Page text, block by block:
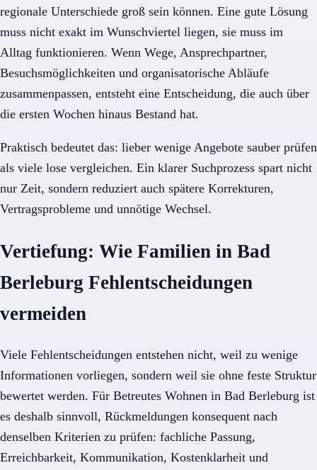
regionale Unterschiede groß sein können. Eine gute Lösung
muss nicht exakt im Wunschviertel liegen, sie muss im
Alltag funktionieren. Wenn Wege, Ansprechpartner,
Besuchsmöglichkeiten und organisatorische Abläufe
zusammenpassen, entsteht eine Entscheidung, die auch über
die ersten Wochen hinaus Bestand hat.
Praktisch bedeutet das: lieber wenige Angebote sauber prüfen
als viele lose vergleichen. Ein klarer Suchprozess spart nicht
nur Zeit, sondern reduziert auch spätere Korrekturen,
Vertragsprobleme und unnötige Wechsel.
Vertiefung: Wie Familien in Bad
Berleburg Fehlentscheidungen
vermeiden
Viele Fehlentscheidungen entstehen nicht, weil zu wenige
Informationen vorliegen, sondern weil sie ohne feste Struktur
bewertet werden. Für Betreutes Wohnen in Bad Berleburg ist
es deshalb sinnvoll, Rückmeldungen konsequent nach
denselben Kriterien zu prüfen: fachliche Passung,
Erreichbarkeit, Kommunikation, Kostenklarheit und